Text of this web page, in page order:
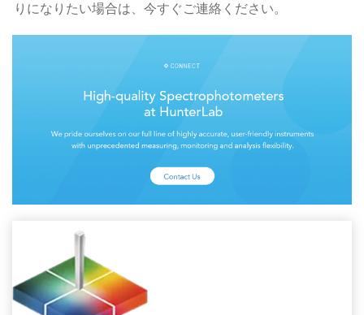
りになりたい場合は、今すぐご連絡ください。